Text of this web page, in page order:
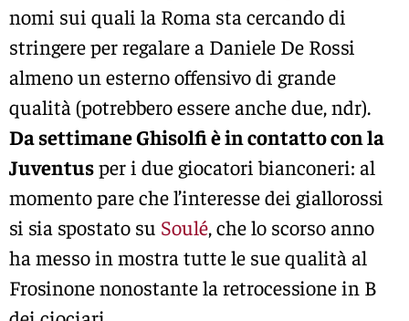
nomi sui quali la Roma sta cercando di
stringere per regalare a Daniele De Rossi
almeno un esterno offensivo di grande
qualità (potrebbero essere anche due, ndr).
Da settimane Ghisolfi è in contatto con la
Juventusper i due giocatori bianconeri: al
momento pare che l’interesse dei giallorossi
si sia spostato su Soulé, che lo scorso anno
ha messo in mostra tutte le sue qualità al
Frosinone nonostante la retrocessione in B